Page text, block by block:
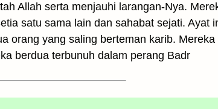
Allah serta menjauhi larangan-Nya.
satu sama lain dan sahabat sejati. Ayat
orang yang saling berteman karib.
berdua terbunuh dalam perang Badr